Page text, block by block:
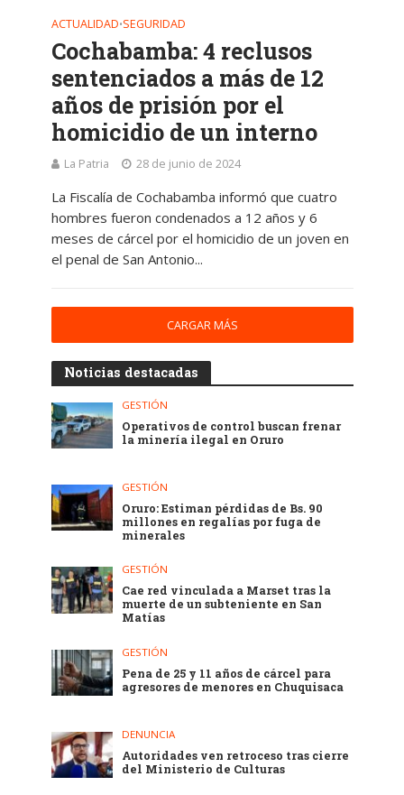
ACTUALIDAD•SEGURIDAD
Cochabamba: 4 reclusos
sentenciados a más de 12
años de prisión por el
homicidio de un interno
La Patria 28 de junio de 2024
La Fiscalía de Cochabamba informó que cuatro
hombres fueron condenados a 12 años y 6
meses de cárcel por el homicidio de un joven en
el penal de San Antonio...
CARGAR MÁS
Noticias destacadas
GESTIÓN
Operativos de control buscan frenar
la minería ilegal en Oruro
GESTIÓN
Oruro: Estiman pérdidas de Bs. 90
millones en regalías por fuga de
minerales
GESTIÓN
Cae red vinculada a Marset tras la
muerte de un subteniente en San
Matías
GESTIÓN
Pena de 25 y 11 años de cárcel para
agresores de menores en Chuquisaca
DENUNCIA
Autoridades ven retroceso tras cierre
del Ministerio de Culturas